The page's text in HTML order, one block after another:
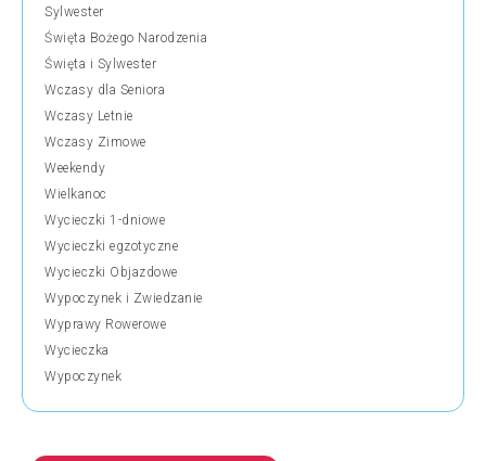
Sylwester
Święta Bożego Narodzenia
Święta i Sylwester
Wczasy dla Seniora
Wczasy Letnie
Wczasy Zimowe
Weekendy
Wielkanoc
Wycieczki 1-dniowe
Wycieczki egzotyczne
Wycieczki Objazdowe
Wypoczynek i Zwiedzanie
Wyprawy Rowerowe
Wycieczka
Wypoczynek